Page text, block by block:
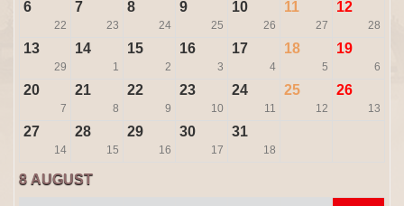
6
22
7
23
8
24
9
25
10
26
11
27
12
28
13
29
14
1
15
2
16
3
17
4
18
5
19
6
20
7
21
8
22
9
23
10
24
11
25
12
26
13
27
14
28
15
29
16
30
17
31
18
8 AUGUST